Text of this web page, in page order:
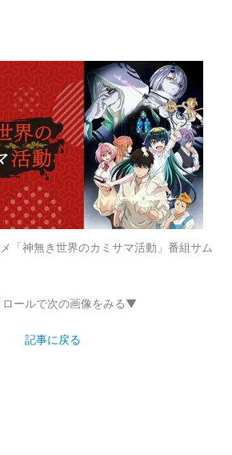
「神無き世界のカミサマ活動」番組サム
ールで次の画像をみる▼
記事に戻る